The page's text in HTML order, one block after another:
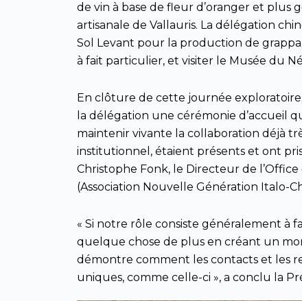
de vin à base de fleur d’oranger et plus
artisanale de Vallauris. La délégation
Sol Levant pour la production de
à fait particulier, et visiter le Musée du
En clôture de cette journée
la délégation une cérémonie d’accueil
maintenir vivante la collaboration déjà
institutionnel, étaient présents et ont
Christophe Fonk, le Directeur de
(Association Nouvelle Génération Italo-
« Si notre rôle consiste généralement à
quelque chose de plus en créant un
démontre comment les contacts et les
uniques, comme celle-ci », a conclu la